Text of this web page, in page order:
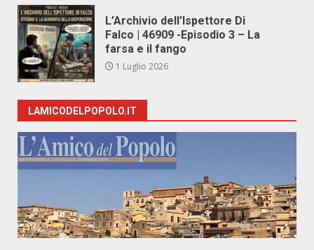
L’Archivio dell’Ispettore Di
Falco | 46909 -Episodio 3 – La
farsa e il fango
1 Luglio 2026
LAMICODELPOPOLO.IT